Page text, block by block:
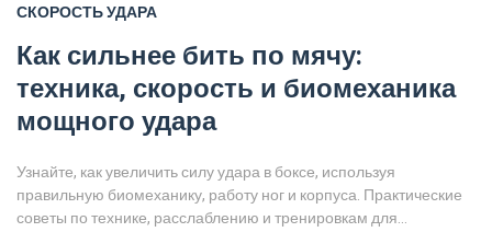
СКОРОСТЬ УДАРА
Как сильнее бить по мячу:
техника, скорость и биомеханика
мощного удара
Узнайте, как увеличить силу удара в боксе, используя
правильную биомеханику, работу ног и корпуса. Практические
советы по технике, расслаблению и тренировкам для